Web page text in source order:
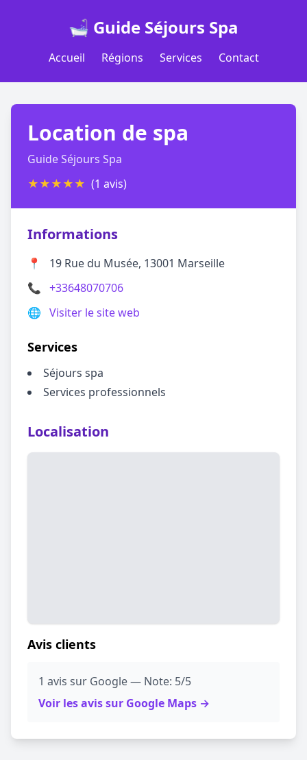
🛁 Guide Séjours Spa
Accueil Régions Services Contact
Location de spa
Guide Séjours Spa
★★★★★ (1 avis)
Informations
📍
19 Rue du Musée, 13001 Marseille
📞 +33648070706
🌐 Visiter le site web
Services
Séjours spa
Services professionnels
Localisation
Avis clients
1 avis sur Google — Note: 5/5
Voir les avis sur Google Maps →